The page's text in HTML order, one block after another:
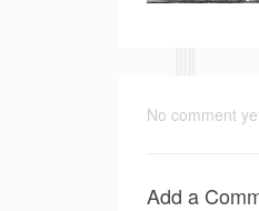
No comment
Add a